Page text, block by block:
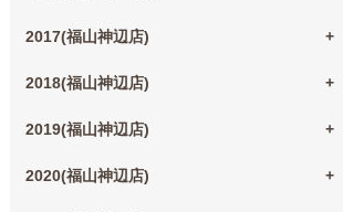
2017(福山神辺店)
2018(福山神辺店)
2019(福山神辺店)
2020(福山神辺店)